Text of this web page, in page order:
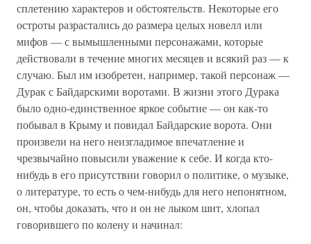
сплетению характеров и обстоятельств. Некоторые его
остроты разрастались до размера целых новелл или
мифов — с вымышленными персонажами, которые
действовали в течение многих месяцев и всякий раз — к
случаю. Был им изобретен, например, такой персонаж —
Дурак с Байдарскими воротами. В жизни этого Дурака
было одно-единственное яркое событие — он как-то
побывал в Крыму и повидал Байдарские ворота. Они
произвели на него неизгладимое впечатление и
чрезвычайно повысили уважение к себе. И когда кто-
нибудь в его присутствии говорил о политике, о музыке,
о литературе, то есть о чем-нибудь для него непонятном,
он, чтобы доказать, что и он не лыком шит, хлопал
говорившего по колену и начинал: